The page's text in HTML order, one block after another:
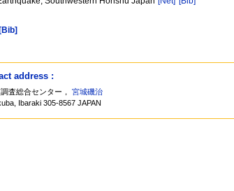
[Bib]
address :
査総合センター，宮城磯治
Ibaraki 305-8567 JAPAN